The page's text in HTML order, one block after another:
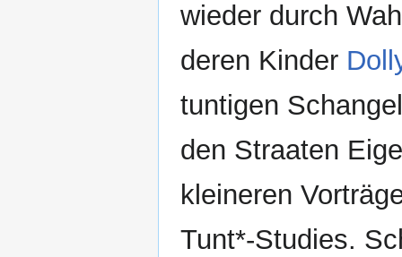
wieder durch
deren Kinder
tuntigen
den Straaten
kleineren
Tunt*-Studies.